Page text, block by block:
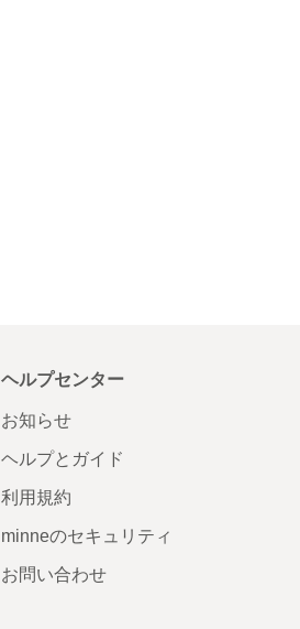
ヘルプセンター
お知らせ
ヘルプとガイド
利用規約
minneのセキュリティ
お問い合わせ